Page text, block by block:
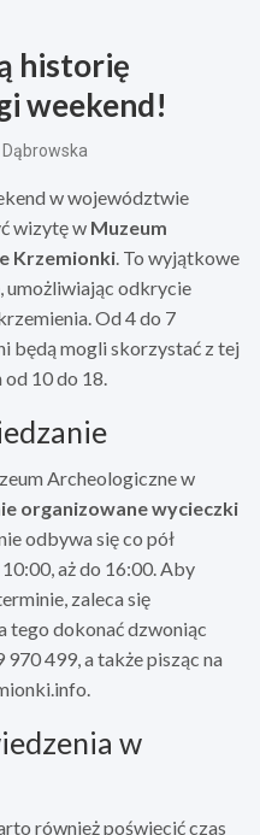
historię
weekend!
w województwie
wizytę w Muzeum
Krzemionki . To wyjątkowe
umożliwiając odkrycie
Od 4 do 7
będą mogli skorzystać z tej
10 do 18.
Archeologiczne w
organizowane wycieczki
odbywa się co pół
aż do 16:00. Aby
zaleca się
tego dokonać dzwoniąc
499, a także pisząc na
w
również poświęcić czas